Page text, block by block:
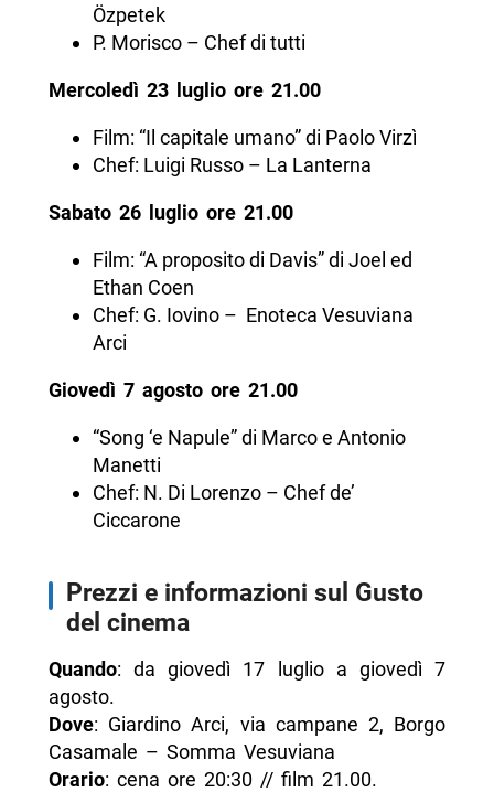
Özpetek
P. Morisco – Chef di tutti
Mercoledì 23 luglio ore 21.00
Film: “Il capitale umano” di Paolo Virzì
Chef: Luigi Russo – La Lanterna
Sabato 26 luglio ore 21.00
Film: “A proposito di Davis” di Joel ed
Ethan Coen
Chef: G. Iovino – Enoteca Vesuviana
Arci
Giovedì 7 agosto ore 21.00
“Song ‘e Napule” di Marco e Antonio
Manetti
Chef: N. Di Lorenzo – Chef de’
Ciccarone
Prezzi e informazioni sul Gusto
del cinema
Quando: da giovedì 17 luglio a giovedì 7
agosto.
Dove: Giardino Arci, via campane 2, Borgo
Casamale – Somma Vesuviana
Orario: cena ore 20:30 // film 21.00.